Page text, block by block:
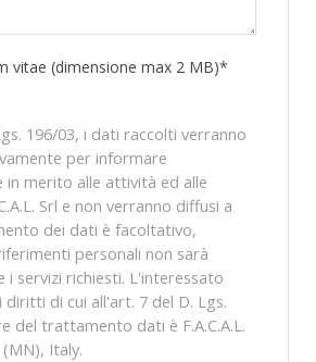
vitae (dimensione max 2 MB)*
196/03, i dati raccolti verranno
per informare
in merito alle attività ed alle
Srl e non verranno diffusi a
dei dati è facoltativo,
personali non sarà
i servizi richiesti. L'interessato
di cui all'art. 7 del D. Lgs.
del trattamento dati è F.A.C.A.L.
Italy.